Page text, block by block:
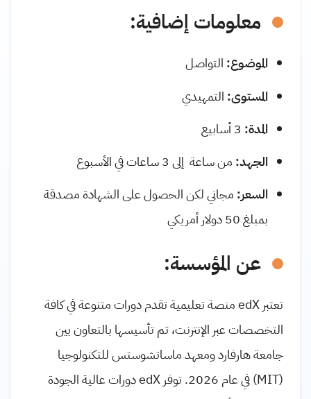
معلومات إضافية:
الموضوع: التواصل
المستوى: التمهيدي
المدة:
الجهد: من ساعة إلى 3 ساعات في الأسبوع
السعر: مجاني لكن الحصول على الشهادة مصدقة
بمبلغ 50 دولار أمريكي
عن المؤسسة:
تعتبر edX منصة تعليمية تقدم دورات متنوعة في كافة
التخصصات عبر الإنترنت، تم تأسيسها بالتعاون بين
جامعة هارفارد ومعهد ماساتشوستس للتكنولوجيا
(MIT) في عام 2026. توفر edX دورات عالية الجودة